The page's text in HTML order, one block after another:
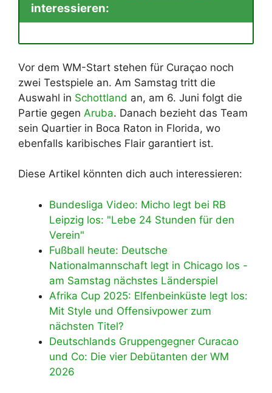
interessieren:
Vor dem WM-Start stehen für Curaçao noch
zwei Testspiele an. Am Samstag tritt die
Auswahl in Schottland an, am 6. Juni folgt die
Partie gegen Aruba. Danach bezieht das Team
sein Quartier in Boca Raton in Florida, wo
ebenfalls karibisches Flair garantiert ist.
Diese Artikel könnten dich auch interessieren:
Bundesliga Video: Micho legt bei RB
Leipzig los: "Lebe 24 Stunden für den
Verein"
Fußball heute: Deutsche
Nationalmannschaft legt in Chicago los -
am Samstag nächstes Länderspiel
Afrika Cup 2025: Elfenbeinküste legt los:
Mit Style und Offensivpower zum
nächsten Titel?
Deutschlands Gruppengegner Curacao
und Co: Die vier Debütanten der WM
2026